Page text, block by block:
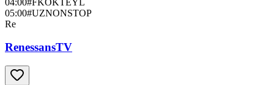
05:00#UZNONSTOP
Re
RenessansTV